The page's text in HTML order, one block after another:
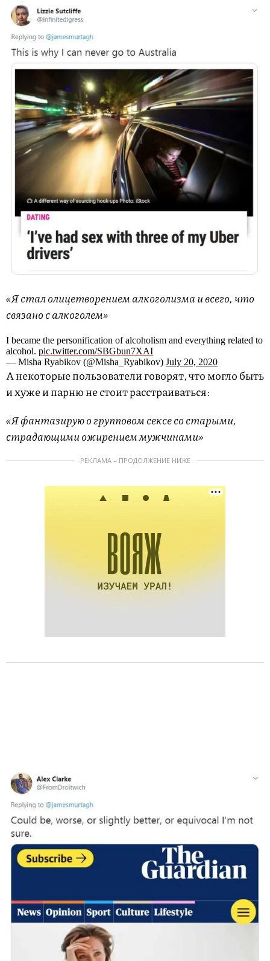
«Я стал олицетворением алкоголизма и всего, что
связано с алкоголем»
I became the personification of alcoholism and everything related to
alcohol. pic.twitter.com/SBGbun7XAI
— Misha Ryabikov (@Misha_Ryabikov) July 20, 2020
А некоторые пользователи говорят, что могло быть
и хуже и парню не стоит расстраиваться:
«Я фантазирую о групповом сексе со старыми,
страдающими ожирением мужчинами»
РЕКЛАМА – ПРОДОЛЖЕНИЕ НИЖЕ